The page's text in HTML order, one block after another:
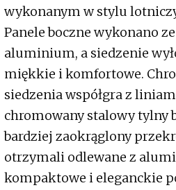
wykonanym w stylu
Panele boczne wykonano
aluminium, a siedzenie
miękkie i komfortowe.
siedzenia współgra z
chromowany stalowy tylny
bardziej zaokrąglony
otrzymali odlewane z
kompaktowe i eleganckie